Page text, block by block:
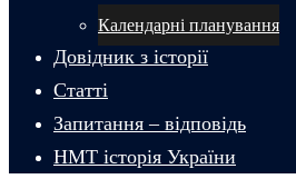
Календарні планування
Довідник з історії
Статті
Запитання – відповідь
НМТ історія України